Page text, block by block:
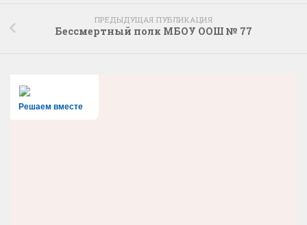
ПРЕДЫДУЩАЯ ПУБЛИКАЦИЯ
Бессмертный полк МБОУ ООШ № 77
Решаем вместе